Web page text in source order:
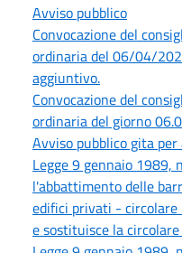
Avviso pubblico
Convocazione del
ordinaria del 06/04/
aggiuntivo.
Convocazione del
ordinaria del giorno
Avviso pubblico gita
Legge 9 gennaio 1989,
l'abbattimento delle
edifici privati -
e sostituisce la